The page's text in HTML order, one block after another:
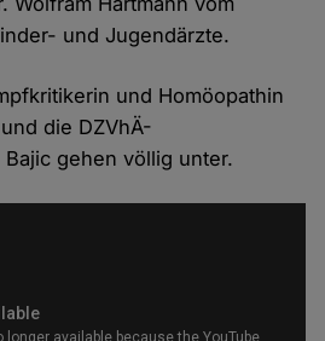
und Jugendärzte.
und Homöopathin
die DZVhÄ-
gehen völlig unter.